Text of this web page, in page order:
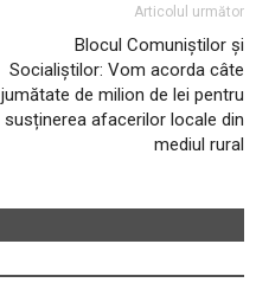
Articolul următor
Blocul Comuniștilor și
Socialiștilor: Vom acorda câte
jumătate de milion de lei pentru
susținerea afacerilor locale din
mediul rural